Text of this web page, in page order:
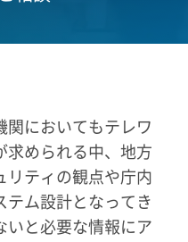
関においてもテレワ
求められる中、地方
リティの観点や庁内
テム設計となってき
いと必要な情報にア